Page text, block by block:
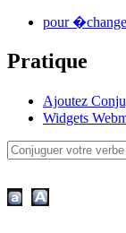
pour
Pratique
Ajoutez
Widgets